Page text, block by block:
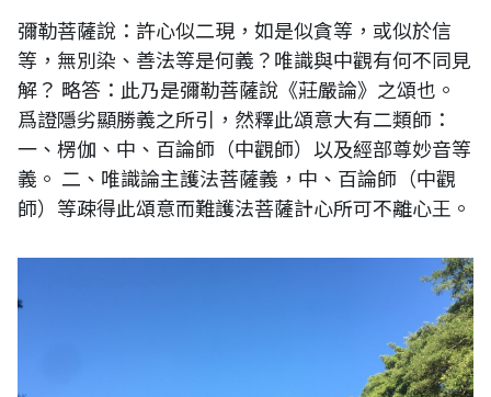
彌勒菩薩說：許心似二現，如是似貪等，或似於信
等，無別染、善法等是何義？唯識與中觀有何不同見
解？ 略答：此乃是彌勒菩薩說《莊嚴論》之頌也。
爲證隱劣顯勝義之所引，然釋此頌意大有二類師：
一、楞伽、中、百論師（中觀師）以及經部尊妙音等
義。 二、唯識論主護法菩薩義，中、百論師（中觀
師）等疎得此頌意而難護法菩薩計心所可不離心王。